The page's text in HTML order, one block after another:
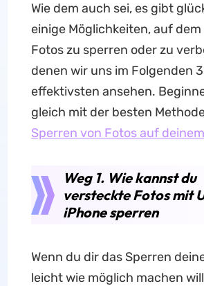
Wie dem auch sei, es gibt
einige Möglichkeiten, auf
Fotos zu sperren oder zu
denen wir uns im Folgenden
effektivsten ansehen.
gleich mit der besten
Sperren von Fotos auf
Weg 1. Wie kannst du
versteckte Fotos mit
iPhone sperren
Wenn du dir das Sperren
leicht wie möglich machen